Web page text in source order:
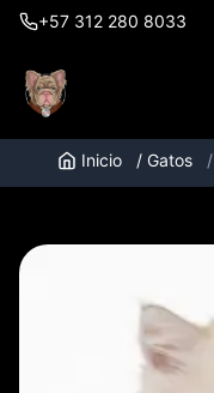
+57 312 280 8033
Inicio / Gatos /